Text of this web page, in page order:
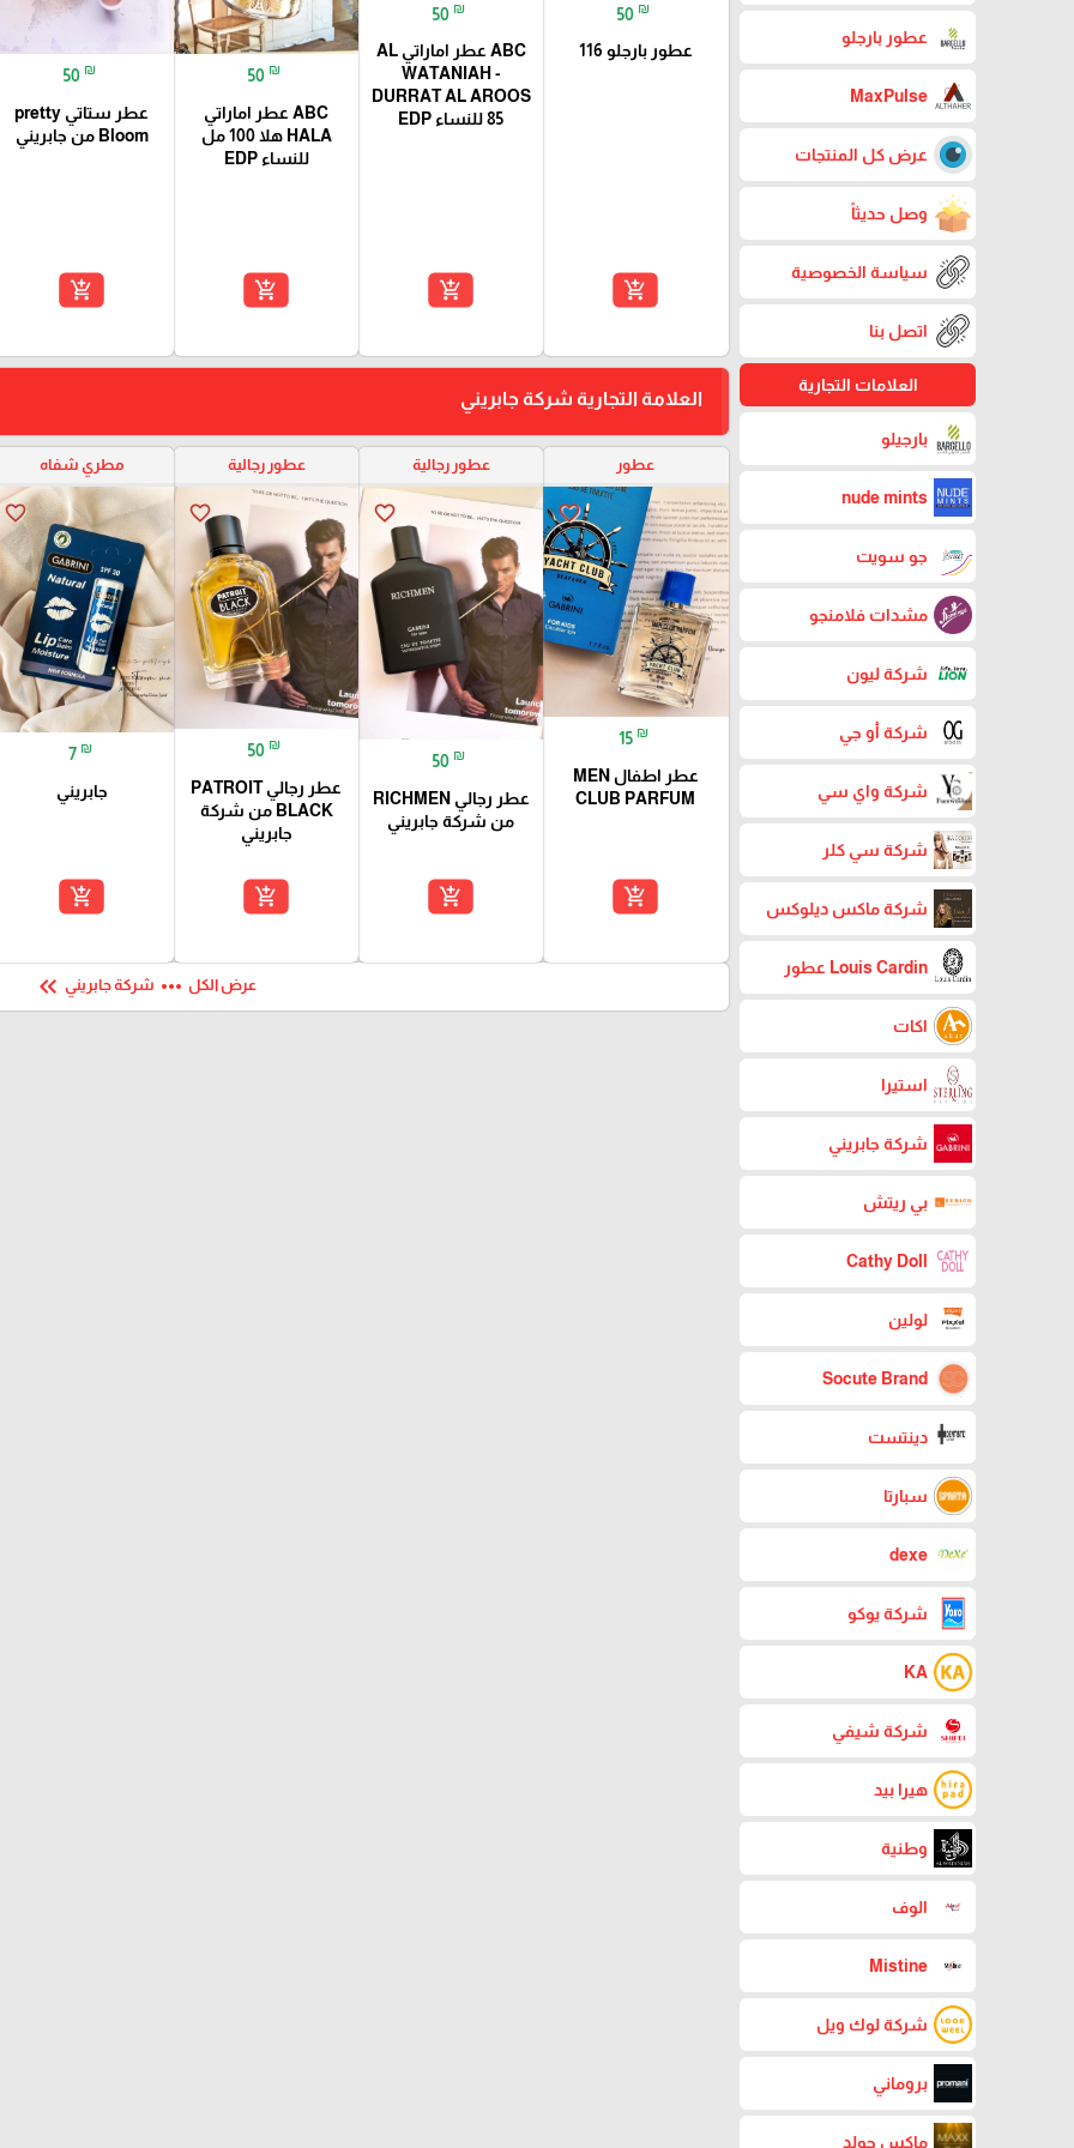
عطور بارجلو
MaxPulse
عرض كل المنتجات
وصل حديثاً
سياسة الخصوصية
اتصل بنا
العلامات التجارية
بارجيلو
nude mints
جو سويت
مشدات فلامنجو
شركة ليون
شركة أو جي
شركة واي سي
شركة سي كلر
شركة ماكس ديلوكس
Louis Cardin عطور
اكات
استيرا
شركة جابريني
بي ريتش
Cathy Doll
لولين
Socute Brand
دينتست
سبارتا
dexe
شركة يوكو
KA
شركة شيفي
هيرا بيد
وطنية
الوف
Mistine
شركة لوك ويل
بروماني
ماكس جولد
50 ₪
عطور بارجلو 116
add_shopping_cart
50 ₪
ABC عطر اماراتي AL
WATANIAH -
DURRAT AL AROOS
85 للنساء EDP
add_shopping_cart
50 ₪
ABC عطر اماراتي
HALA هلا 100 مل
للنساء EDP
add_shopping_cart
50 ₪
عطر ستاتي pretty
Bloom من جابريني
add_shopping_cart
العلامة التجارية شركة جابريني
عطور
favorite_border
15 ₪
عطر اطفال MEN
CLUB PARFUM
add_shopping_cart
عطور رجالية
favorite_border
50 ₪
عطر رجالي RICHMEN
من شركة جابريني
add_shopping_cart
عطور رجالية
favorite_border
50 ₪
عطر رجالي PATROIT
BLACK من شركة
جابريني
add_shopping_cart
مطري شفاه
favorite_border
7 ₪
جابريني
add_shopping_cart
عرض الكل more_horiz شركة جابريني keyboard_double_arrow_left